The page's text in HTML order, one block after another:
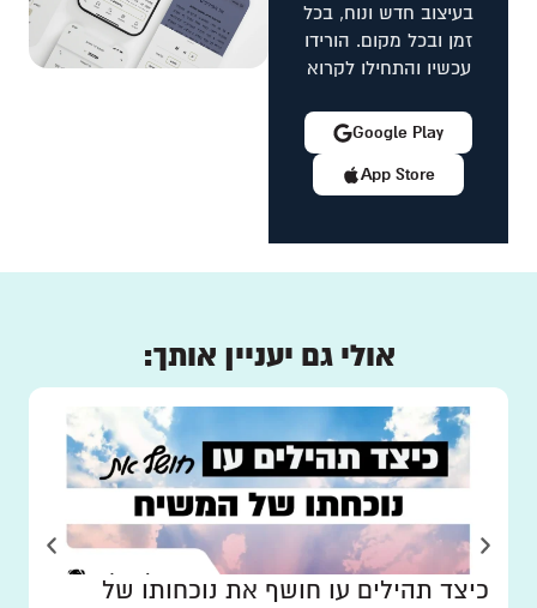
בעיצוב חדש ונוח, בכל
זמן ובכל מקום. הורידו
עכשיו והתחילו לקרוא
App Store
Google Play
אולי גם יעניין אותך:
כיצד תהילים עו חושף את נוכחותו של